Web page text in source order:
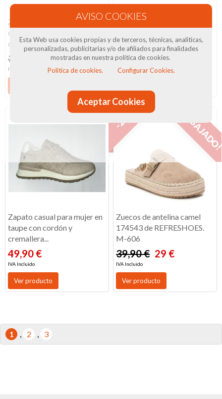
Zapato casual para hombre
cordones en kaki 175557
de...
39,90 € 29 €
IVA Incluido
Zapato casual para hombre
175557 de...
39,90 € 29 €
IVA Incluido
Zapato casual para mujer en
taupe con cordón y
cremallera...
49,90 €
IVA Incluido
Ver producto
-27%
Zuecos de antelina camel
174543 de REFRESHOES.
M-606
39,90 € 29 €
IVA Incluido
Ver producto
1 2 3
Esta Web usa cookies propias y de terceros, técnicas, analíticas,
personalizadas, publicitarias y/o de afiliados para finalidades
mostradas en nuestra política de cookies.
Política de cookies.
Configurar Cookies.
Aceptar Cookies